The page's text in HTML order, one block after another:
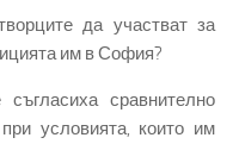
да участват за
им в София?
сравнително
условията, които им